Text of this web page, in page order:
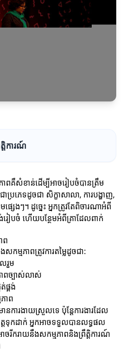
តិការណ៍
ាពគឺសំខាន់ដើម្បីអាចរៀបចំបានត្រឹម
ាប្រភេទដូចជា សិក្ខាសាលា, ការបង្ហាញ,
សេងៗ។ ដូច្នេះ អ្នកត្រូវតែពិចារណាអំពី
រៀបចំ ហើយបន្ថែមអំពីគ្រាដែលពាក់
ព
ងសកម្មភាពត្រូវការតម្លៃដូចជា:
រួម
ាពច្បាស់លាស់
ផ្គង់
ាព
នការងាយស្រួលទេ ប៉ុន្តែការងារដែល
តទុកដាក់ អ្នកអាចទទួលបានលទ្ធផល
ាចរីករាយនឹងសកម្មភាពនិងព្រឹត្តិការណ៍